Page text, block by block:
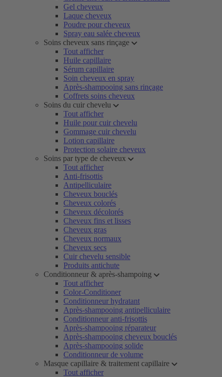
Gel cheveux
Laque cheveux
Poudre pour cheveux
Spray eau salée cheveux
Soins cheveux sans rinçage
Tout afficher
Huile capillaire
Sérum capillaire
Soin cheveux en spray
Après-shampooing sans rinçage
Coffrets soins cheveux
Soins du cuir chevelu
Tout afficher
Huile pour cuir chevelu
Gommage cuir chevelu
Lotion capillaire
Protection solaire cheveux
Soins par type de cheveux
Tout afficher
Anti-frisottis
Antipelliculaire
Cheveux bouclés
Cheveux colorés
Cheveux décolorés
Cheveux fins et lisses
Cheveux gras
Cheveux normaux
Cheveux secs
Cuir chevelu sensible
Produits antichute
Conditionneur & après-shampoing
Tout afficher
Color-Conditioner
Conditionneur hydratant
Après-shampooing antipelliculaire
Conditionneur anti-frisottis
Après-shampooing réparateur
Après-shampooing cheveux bouclés
Après-shampooing solide
Conditionneur de volume
Masque capillaire & traitement capillaire
Tout afficher